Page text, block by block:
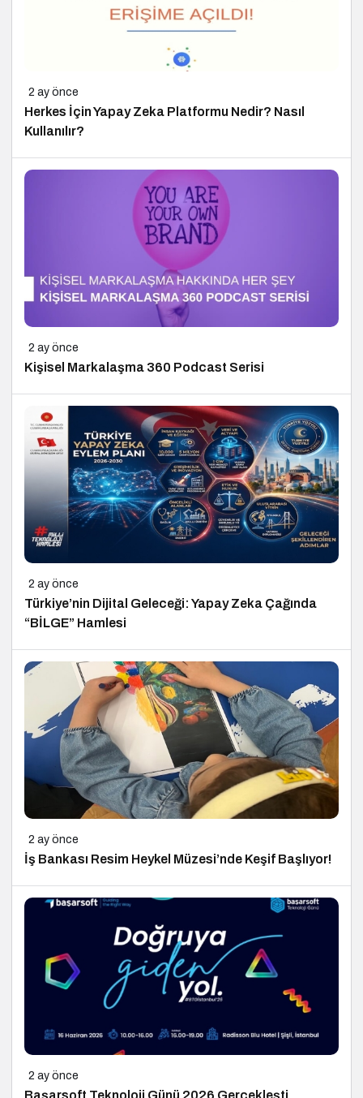
2 ay önce
Herkes İçin Yapay Zeka Platformu Nedir? Nasıl
Kullanılır?
2 ay önce
Kişisel Markalaşma 360 Podcast Serisi
2 ay önce
Türkiye’nin Dijital Geleceği: Yapay Zeka Çağında
“BİLGE” Hamlesi
2 ay önce
İş Bankası Resim Heykel Müzesi’nde Keşif Başlıyor!
2 ay önce
Başarsoft Teknoloji Günü 2026 Gerçekleşti